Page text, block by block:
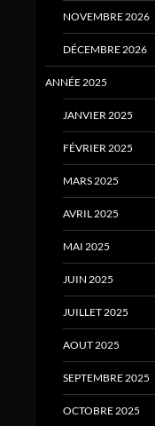
NOVEMBRE 2026
DÉCEMBRE 2026
ANNÉE 2025
JANVIER 2025
FÉVRIER 2025
MARS 2025
AVRIL 2025
MAI 2025
JUIN 2025
JUILLET 2025
AOUT 2025
SEPTEMBRE 2025
OCTOBRE 2025